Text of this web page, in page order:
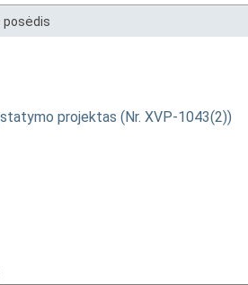
posėdis
projektas (Nr. XVP-1043(2))